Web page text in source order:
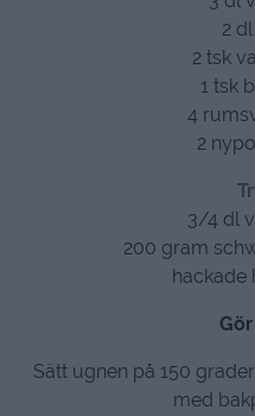
2
2 tsk
1 tsk
4
2
3/4 dl
200 gram
hackade
Sätt ugnen på 150
med